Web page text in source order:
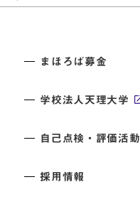
まほろば募金
学校法人天理大学
自己点検・評価活動
採用情報